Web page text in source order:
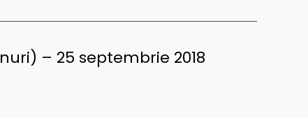
– 25 septembrie 2018